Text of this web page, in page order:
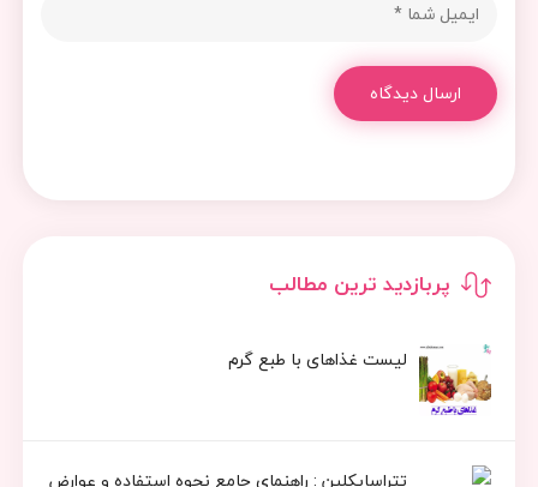
پربازدید ترین مطالب
لیست غذاهای با طبع گرم
تتراسایکلین : راهنمای جامع نحوه استفاده و عوارض
ارسال دیدگاه